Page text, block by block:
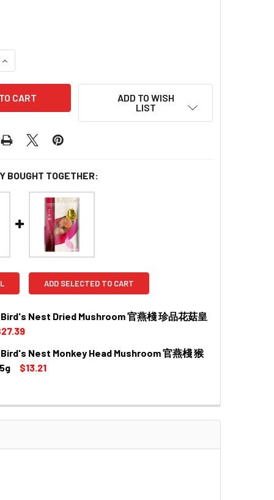
OF IMPERIAL BIRD'S NEST WHITE FUNGUS 官燕棧 密
INCREASE QUANTITY OF IMPERIAL BIRD'S NEST WHITE
ADD TO WISH
LIST
BOUGHT TOGETHER:
ADD SELECTED TO CART
Nest Dried Mushroom 官燕棧 珍品花菇皇
QUANTITY OF IMPERIAL BIRD'S NEST DRIED MUSHROOM 官燕
INCREASE QUANTITY OF IMPERIAL BIRD'S NEST DRIED
Nest Monkey Head Mushroom 官燕棧 猴
$13.21
OF IMPERIAL BIRD'S NEST MONKEY HEAD
INCREASE QUANTITY OF IMPERIAL BIRD'S NEST MONKEY HEAD